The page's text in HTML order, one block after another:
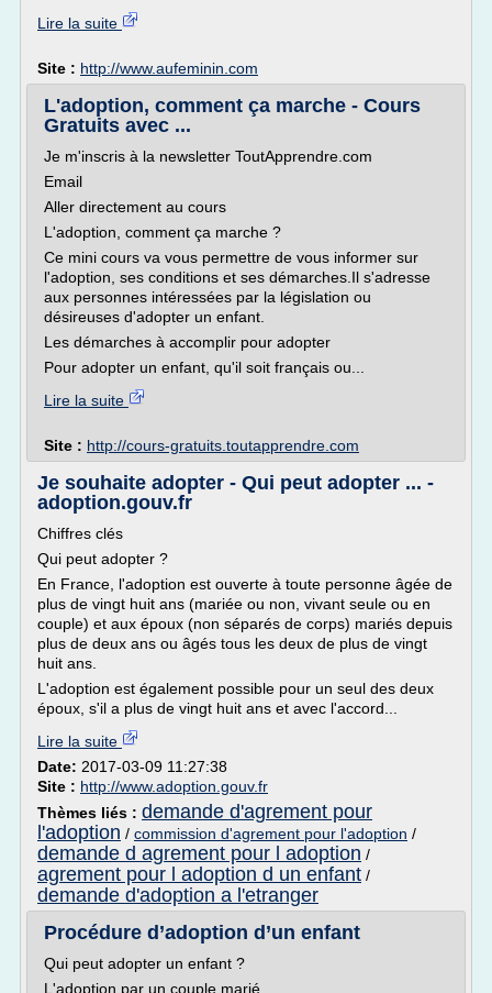
Lire la suite
Site : http://www.aufeminin.com
L'adoption, comment ça marche - Cours
Gratuits avec ...
Je m'inscris à la newsletter ToutApprendre.com
Email
Aller directement au cours
L'adoption, comment ça marche ?
Ce mini cours va vous permettre de vous informer sur
l'adoption, ses conditions et ses démarches.Il s'adresse
aux personnes intéressées par la législation ou
désireuses d'adopter un enfant.
Les démarches à accomplir pour adopter
Pour adopter un enfant, qu'il soit français ou...
Lire la suite
Site : http://cours-gratuits.toutapprendre.com
Je souhaite adopter - Qui peut adopter ... -
adoption.gouv.fr
Chiffres clés
Qui peut adopter ?
En France, l'adoption est ouverte à toute personne âgée de
plus de vingt huit ans (mariée ou non, vivant seule ou en
couple) et aux époux (non séparés de corps) mariés depuis
plus de deux ans ou âgés tous les deux de plus de vingt
huit ans.
L'adoption est également possible pour un seul des deux
époux, s'il a plus de vingt huit ans et avec l'accord...
Lire la suite
Date: 2017-03-09 11:27:38
Site : http://www.adoption.gouv.fr
Thèmes liés : demande d'agrement pour
l'adoption / commission d'agrement pour l'adoption /
demande d agrement pour l adoption /
agrement pour l adoption d un enfant /
demande d'adoption a l'etranger
Procédure d’adoption d’un enfant
Qui peut adopter un enfant ?
L'adoption par un couple marié